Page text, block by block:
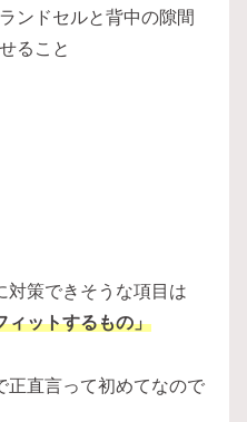
ンドセルと背中の隙間
ること
対策できそうな項目は
ィットするもの」
正直言って初めてなので